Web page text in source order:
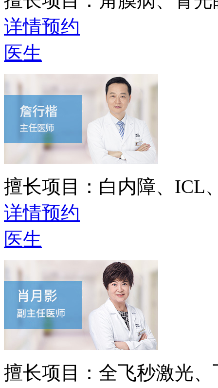
详情预约
医生
擅长项目： 白内障、ICL
详情预约
医生
擅长项目： 全飞秒激光